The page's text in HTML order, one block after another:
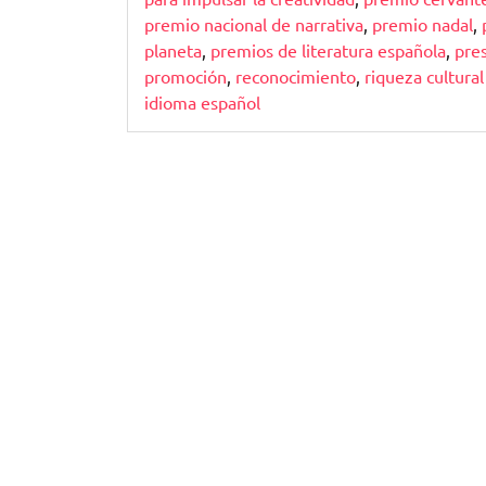
premio nacional de narrativa premio nadal
planeta premios de literatura española
promoción reconocimiento riqueza
idioma español